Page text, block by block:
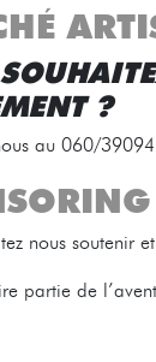
?
au 060/
nous soutenir
partie de